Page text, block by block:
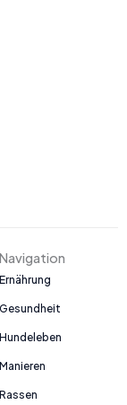
Navigation
Ernährung
Gesundheit
Hundeleben
Manieren
Rassen